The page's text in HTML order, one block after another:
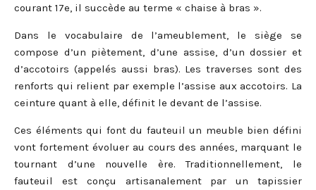
courant 17e, il succède au terme « chaise à bras ».
Dans le vocabulaire de l’ameublement, le siège se
compose d’un piètement, d’une assise, d’un dossier et
d’accotoirs (appelés aussi bras). Les traverses sont des
renforts qui relient par exemple l’assise aux accotoirs. La
ceinture quant à elle, définit le devant de l’assise.
Ces éléments qui font du fauteuil un meuble bien défini
vont fortement évoluer au cours des années, marquant le
tournant d’une nouvelle ère. Traditionnellement, le
fauteuil est conçu artisanalement par un tapissier